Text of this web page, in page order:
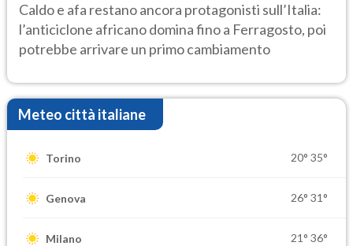
Caldo e afa restano ancora protagonisti sull’Italia:
l’anticiclone africano domina fino a Ferragosto, poi
potrebbe arrivare un primo cambiamento
Meteo città italiane
Torino 20° 35°
Genova 26° 31°
Milano 21° 36°